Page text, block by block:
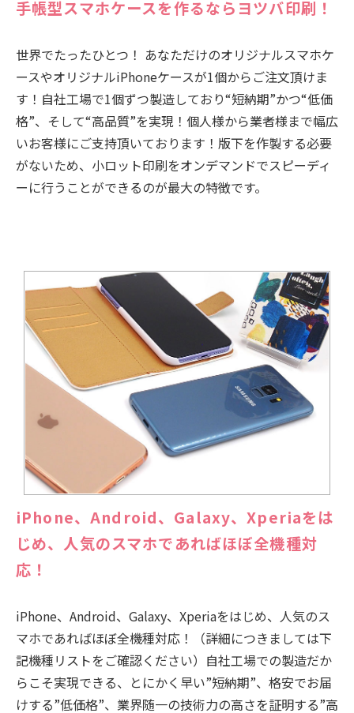
手帳型スマホケースを作るならヨツバ印刷！
世界でたったひとつ！ あなただけのオリジナルスマホケ
ースやオリジナルiPhoneケースが1個からご注文頂けま
す！自社工場で1個ずつ製造しており“短納期”かつ“低価
格”、そして“高品質”を実現！個人様から業者様まで幅広
いお客様にご支持頂いております！版下を作製する必要
がないため、小ロット印刷をオンデマンドでスピーディ
ーに行うことができるのが最大の特徴です。
iPhone、Android、Galaxy、Xperiaをは
じめ、人気のスマホであればほぼ全機種対
応！
iPhone、Android、Galaxy、Xperiaをはじめ、人気のス
マホであればほぼ全機種対応！（詳細につきましては下
記機種リストをご確認ください）自社工場での製造だか
らこそ実現できる、とにかく早い”短納期”、格安でお届
けする”低価格”、業界随一の技術力の高さを証明する”高